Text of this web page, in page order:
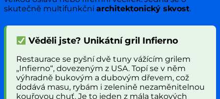
skutečně multifunkčníarchitektonický skvost.
Věděli jste? Unikátní gril Infierno
Restaurace se pyšní dvě tuny vážícím grilem
„Infierno“, dovezeným z USA. Topí se v něm
výhradně bukovým a dubovým dřevem, což
dodává masu, rybám i zelenině nezaměnitelnou
kouřovou chuť. Je to jeden z mála takových